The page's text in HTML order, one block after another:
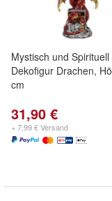
Mystisch und Spirituell
Dekofigur Drachen,
cm
31,90 €
+ 7,99 € Versand